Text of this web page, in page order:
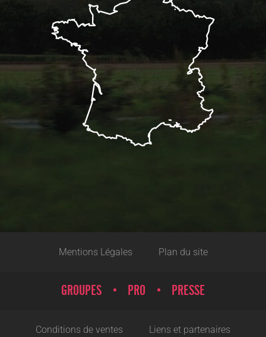
Mentions Légales Plan du site
GROUPES PRO PRESSE
Conditions de ventes Liens et partenaires